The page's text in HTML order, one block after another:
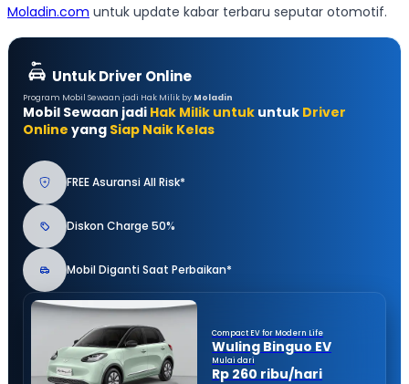
Moladin.com untuk update kabar terbaru seputar otomotif.
Untuk Driver Online
Program Mobil Sewaan jadi Hak Milik by Moladin
Mobil Sewaan jadi Hak Milik untuk untuk Driver
Online yang Siap Naik Kelas
FREE Asuransi All Risk*
Diskon Charge 50%
Mobil Diganti Saat Perbaikan*
Compact EV for Modern Life
Wuling Binguo EV
Mulai dari
Rp 260 ribu/hari